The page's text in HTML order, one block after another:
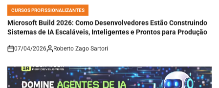
POSTED
IN
CURSOS PROFISSIONALIZANTES
Microsoft Build 2026: Como Desenvolvedores Estão Construindo
Sistemas de IA Escaláveis, Inteligentes e Prontos para Produção
on